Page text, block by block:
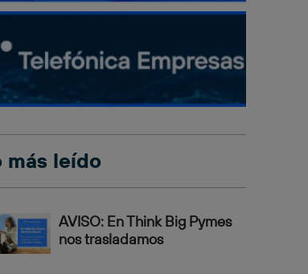
más leído
AVISO: En Think Big Pymes
nos trasladamos